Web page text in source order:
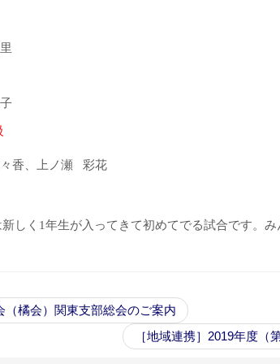
香、上ノ瀬 彩花
しく1年生が入ってきて初めてでる試合です。 み
（橘会）関東支部総会のご案内
［地域連携］2019年度